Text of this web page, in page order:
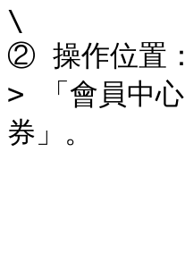
\
② 操作位置
> 「會員中